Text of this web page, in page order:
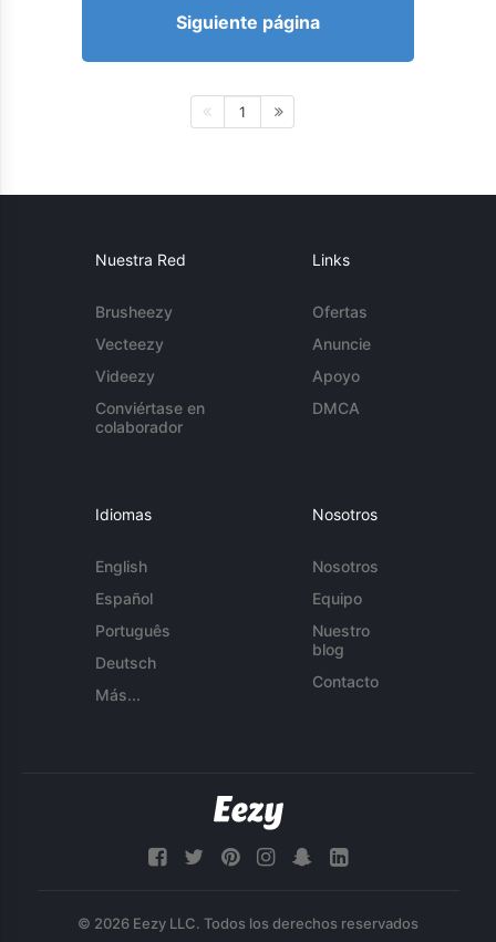
Siguiente página
1
Nuestra Red
Brusheezy
Vecteezy
Videezy
Conviértase en
colaborador
Links
Ofertas
Anuncie
Apoyo
DMCA
Idiomas
English
Español
Português
Deutsch
Más...
Nosotros
Nosotros
Equipo
Nuestro
blog
Contacto
© 2026 Eezy LLC. Todos los derechos reservados